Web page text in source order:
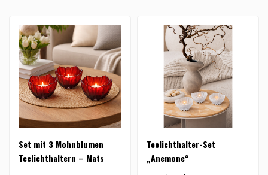
Set mit 3 Mohnblumen
Teelichthaltern – Mats
Teelichthalter-Set
„Anemone“